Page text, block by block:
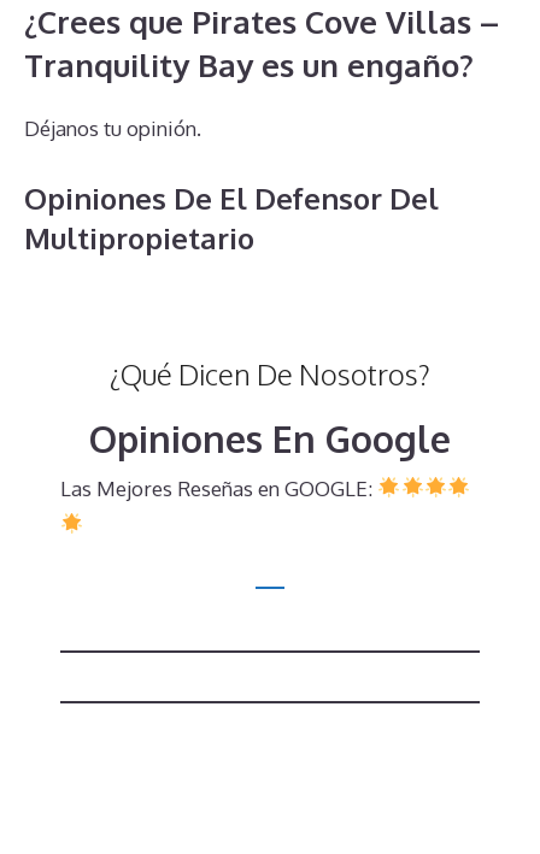
¿Crees que Pirates Cove Villas –
Tranquility Bay es un engaño?
Déjanos tu opinión.
Opiniones De El Defensor Del
Multipropietario
¿Qué Dicen De Nosotros?
Opiniones En Google
Las Mejores Reseñas en GOOGLE: